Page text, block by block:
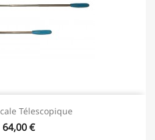
Télescopique
64,00 €